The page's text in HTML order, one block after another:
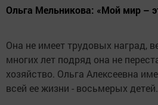
Ольга Мельникова: «Мой мир –
Она не имеет трудовых наград,
многих лет подряд она не
хозяйство. Ольга Алексеевна
всей ее жизни - восьмерых детей.